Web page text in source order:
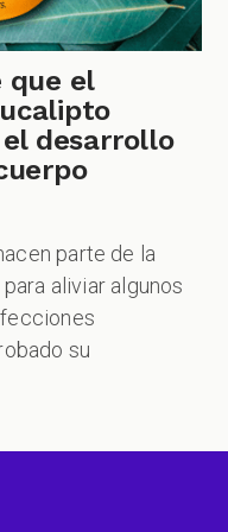
que el
desarrollo
parte de la
aliviar algunos
su